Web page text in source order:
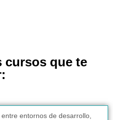
cursos que te